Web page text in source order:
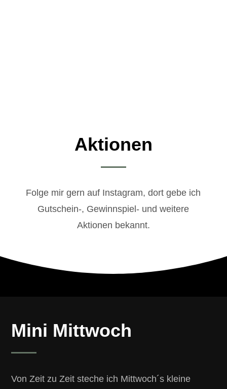
Aktionen
Folge mir gern auf Instagram, dort gebe ich
Gutschein-, Gewinnspiel- und weitere
Aktionen bekannt.
Mini Mittwoch
Von Zeit zu Zeit steche ich Mittwoch´s kleine